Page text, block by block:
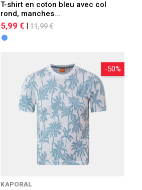
T-shirt en coton bleu avec col
rond, manches...
5,99 € |11,99 €
-50%
KAPORAL